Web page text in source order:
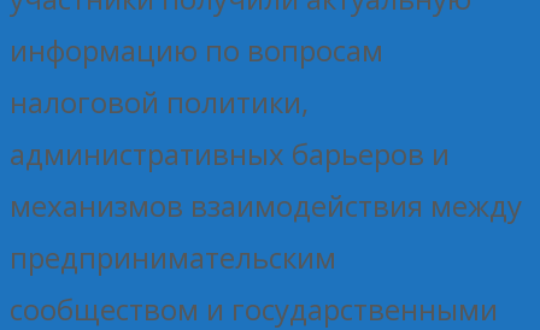
информацию по вопросам
налоговой политики,
административных барьеров и
механизмов взаимодействия между
предпринимательским
сообществом и государственными